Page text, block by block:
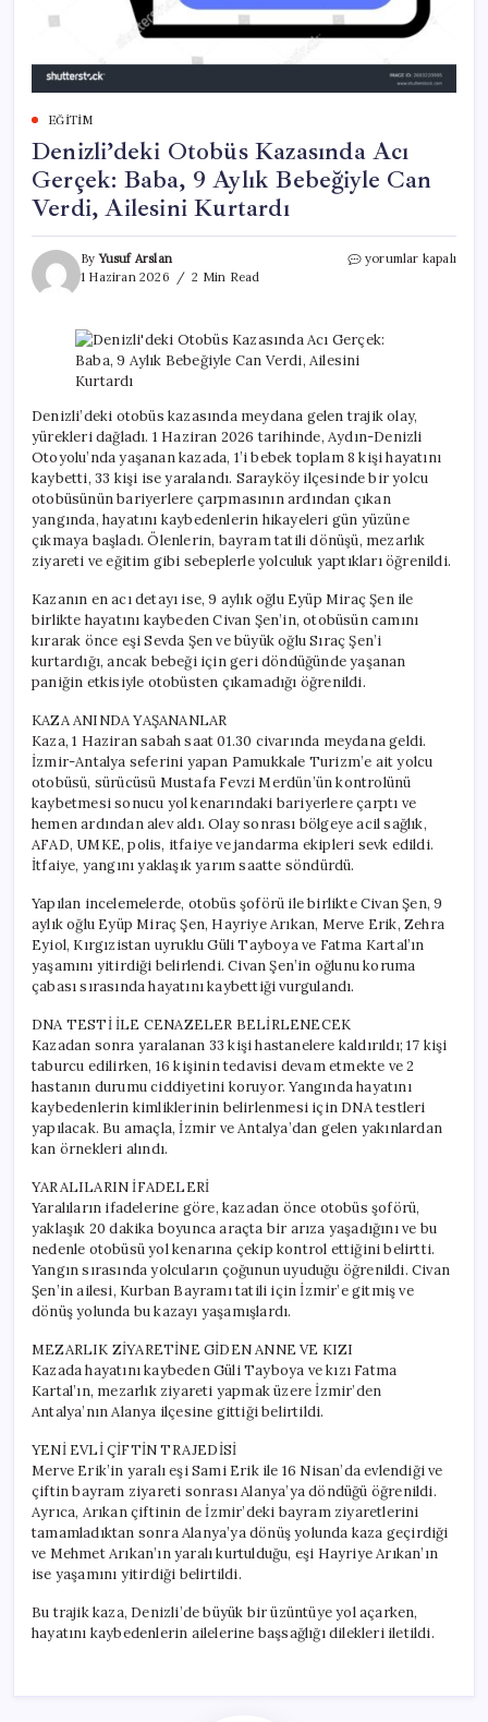
EĞITIM
Denizli’deki Otobüs Kazasında Acı
Gerçek: Baba, 9 Aylık Bebeğiyle Can
Verdi, Ailesini Kurtardı
ByYusuf Arslan
1 Haziran 2026
2 Min Read
Denizli’deki
Gerçek:
Baba,
Can
Verdi,
Ailesini
Kurtardı
için
yorumlar kapalı
Denizli’deki otobüs kazasında meydana gelen trajik olay,
yürekleri dağladı. 1 Haziran 2026 tarihinde, Aydın-Denizli
Otoyolu’nda yaşanan kazada, 1’i bebek toplam 8 kişi hayatını
kaybetti, 33 kişi ise yaralandı. Sarayköy ilçesinde bir yolcu
otobüsünün bariyerlere çarpmasının ardından çıkan
yangında, hayatını kaybedenlerin hikayeleri gün yüzüne
çıkmaya başladı. Ölenlerin, bayram tatili dönüşü, mezarlık
ziyareti ve eğitim gibi sebeplerle yolculuk yaptıkları öğrenildi.
Kazanın en acı detayı ise, 9 aylık oğlu Eyüp Miraç Şen ile
birlikte hayatını kaybeden Civan Şen’in, otobüsün camını
kırarak önce eşi Sevda Şen ve büyük oğlu Sıraç Şen’i
kurtardığı, ancak bebeği için geri döndüğünde yaşanan
paniğin etkisiyle otobüsten çıkamadığı öğrenildi.
KAZA ANINDA YAŞANANLAR
Kaza, 1 Haziran sabah saat 01.30 civarında meydana geldi.
İzmir-Antalya seferini yapan Pamukkale Turizm’e ait yolcu
otobüsü, sürücüsü Mustafa Fevzi Merdün’ün kontrolünü
kaybetmesi sonucu yol kenarındaki bariyerlere çarptı ve
hemen ardından alev aldı. Olay sonrası bölgeye acil sağlık,
AFAD, UMKE, polis, itfaiye ve jandarma ekipleri sevk edildi.
İtfaiye, yangını yaklaşık yarım saatte söndürdü.
Yapılan incelemelerde, otobüs şoförü ile birlikte Civan Şen, 9
aylık oğlu Eyüp Miraç Şen, Hayriye Arıkan, Merve Erik, Zehra
Eyiol, Kırgızistan uyruklu Güli Tayboya ve Fatma Kartal’ın
yaşamını yitirdiği belirlendi. Civan Şen’in oğlunu koruma
çabası sırasında hayatını kaybettiği vurgulandı.
DNA TESTİ İLE CENAZELER BELİRLENECEK
Kazadan sonra yaralanan 33 kişi hastanelere kaldırıldı; 17 kişi
taburcu edilirken, 16 kişinin tedavisi devam etmekte ve 2
hastanın durumu ciddiyetini koruyor. Yangında hayatını
kaybedenlerin kimliklerinin belirlenmesi için DNA testleri
yapılacak. Bu amaçla, İzmir ve Antalya’dan gelen yakınlardan
kan örnekleri alındı.
YARALILARIN İFADELERİ
Yaralıların ifadelerine göre, kazadan önce otobüs şoförü,
yaklaşık 20 dakika boyunca araçta bir arıza yaşadığını ve bu
nedenle otobüsü yol kenarına çekip kontrol ettiğini belirtti.
Yangın sırasında yolcuların çoğunun uyuduğu öğrenildi. Civan
Şen’in ailesi, Kurban Bayramı tatili için İzmir’e gitmiş ve
dönüş yolunda bu kazayı yaşamışlardı.
MEZARLIK ZİYARETİNE GİDEN ANNE VE KIZI
Kazada hayatını kaybeden Güli Tayboya ve kızı Fatma
Kartal’ın, mezarlık ziyareti yapmak üzere İzmir’den
Antalya’nın Alanya ilçesine gittiği belirtildi.
YENİ EVLİ ÇİFTİN TRAJEDİSİ
Merve Erik’in yaralı eşi Sami Erik ile 16 Nisan’da evlendiği ve
çiftin bayram ziyareti sonrası Alanya’ya döndüğü öğrenildi.
Ayrıca, Arıkan çiftinin de İzmir’deki bayram ziyaretlerini
tamamladıktan sonra Alanya’ya dönüş yolunda kaza geçirdiği
ve Mehmet Arıkan’ın yaralı kurtulduğu, eşi Hayriye Arıkan’ın
ise yaşamını yitirdiği belirtildi.
Bu trajik kaza, Denizli’de büyük bir üzüntüye yol açarken,
hayatını kaybedenlerin ailelerine başsağlığı dilekleri iletildi.